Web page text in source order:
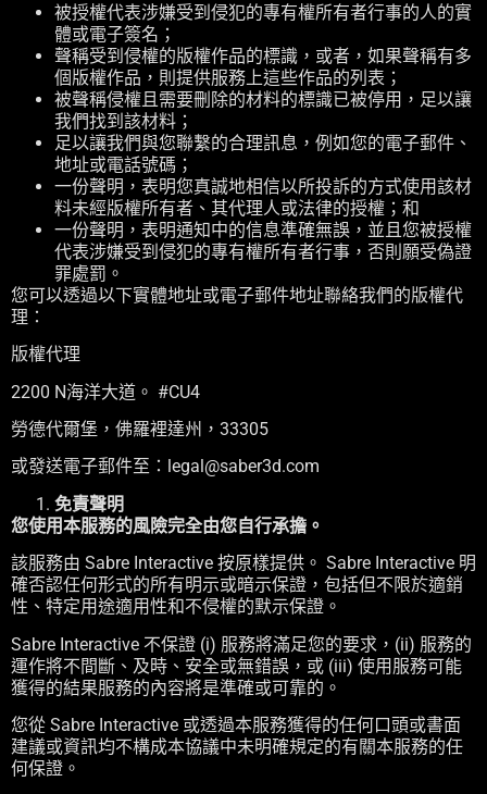
被授權代表涉嫌受到侵犯的專有權所有者行事的人的實
體或電子簽名；
聲稱受到侵權的版權作品的標識，或者，如果聲稱有多
個版權作品，則提供服務上這些作品的列表；
被聲稱侵權且需要刪除的材料的標識已被停用，足以讓
我們找到該材料；
足以讓我們與您聯繫的合理訊息，例如您的電子郵件、
地址或電話號碼；
一份聲明，表明您真誠地相信以所投訴的方式使用該材
料未經版權所有者、其代理人或法律的授權；和
一份聲明，表明通知中的信息準確無誤，並且您被授權
代表涉嫌受到侵犯的專有權所有者行事，否則願受偽證
罪處罰。
您可以透過以下實體地址或電子郵件地址聯絡我們的版權代
理：
版權代理
2200 N海洋大道。 #CU4
勞德代爾堡，佛羅裡達州，33305
或發送電子郵件至：legal@saber3d.com
免責聲明
您使用本服務的風險完全由您自行承擔。
該服務由 Sabre Interactive 按原樣提供。 Sabre Interactive 明
確否認任何形式的所有明示或暗示保證，包括但不限於適銷
性、特定用途適用性和不侵權的默示保證。
Sabre Interactive 不保證 (i) 服務將滿足您的要求，(ii) 服務的
運作將不間斷、及時、安全或無錯誤，或 (iii) 使用服務可能
獲得的結果服務的內容將是準確或可靠的。
您從 Sabre Interactive 或透過本服務獲得的任何口頭或書面
建議或資訊均不構成本協議中未明確規定的有關本服務的任
何保證。